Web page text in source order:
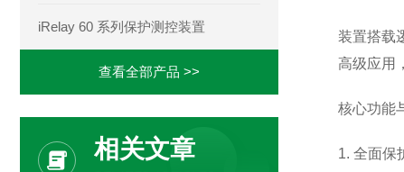
iRelay 60 系列保护测控装置
查看全部产品 >>
相关文章
装置搭载
高级应用
核心功能
1. 全面保